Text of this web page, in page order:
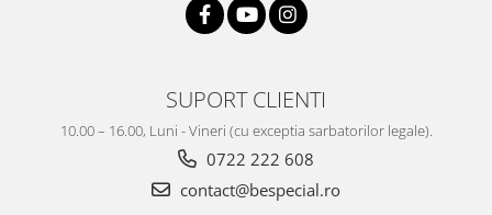
SUPORT CLIENTI
10.00 – 16.00, Luni - Vineri (cu exceptia sarbatorilor legale).
0722 222 608
contact@bespecial.ro